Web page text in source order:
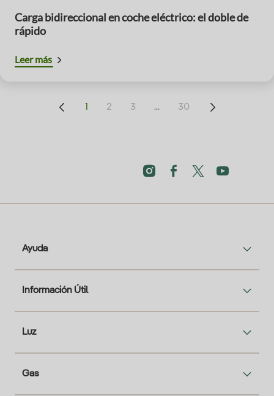
Carga bidireccional en coche eléctrico: el doble de
rápido
Leer más
1 2 3 ... 30
Ayuda
Información Útil
Luz
Gas